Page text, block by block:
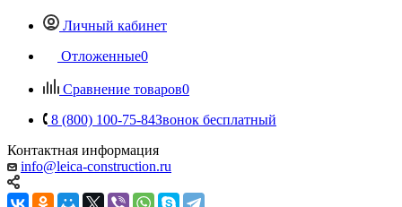
Личный кабинет
Отложенные0
Сравнение товаров0
8 (800) 100-75-84Звонок бесплатный
Контактная информация
info@leica-construction.ru